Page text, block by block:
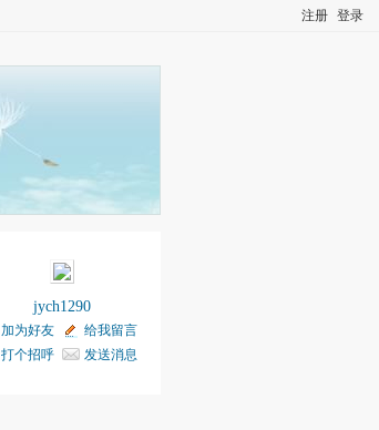
注册 登录
jych1290
加为好友
给我留言
打个招呼
发送消息